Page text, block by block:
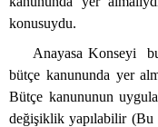
konusuydu.
Anayasa Konseyi
bütçe kanununda yer
Bütçe kanununun
değişiklik yapılabilir